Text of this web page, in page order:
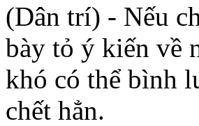
(Dân trí) - Nếu
bày tỏ ý kiến về
khó có thể bình
chết hẳn.